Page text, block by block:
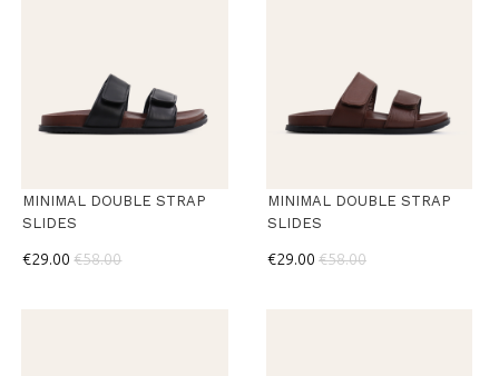
MINIMAL DOUBLE STRAP
SLIDES
€29.00 €58.00
MINIMAL DOUBLE STRAP
SLIDES
€29.00 €58.00